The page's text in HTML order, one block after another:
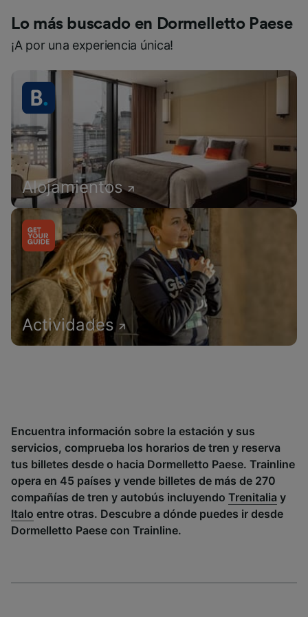
Lo más buscado en Dormelletto Paese
¡A por una experiencia única!
Alojamientos
Actividades
Encuentra información sobre la estación y sus
servicios, comprueba los horarios de tren y reserva
tus billetes desde o hacia Dormelletto Paese. Trainline
opera en 45 países y vende billetes de más de 270
compañías de tren y autobús incluyendo Trenitalia y
Italo entre otras. Descubre a dónde puedes ir desde
Dormelletto Paese con Trainline.